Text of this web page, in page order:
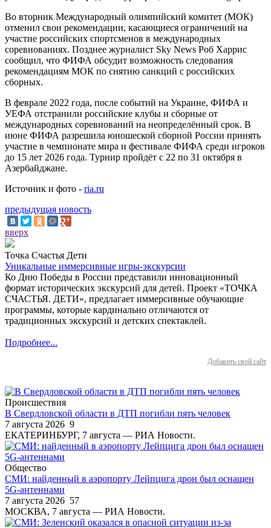
Во вторник Международный олимпийский комитет (МОК)
отменил свои рекомендации, касающиеся ограничений на
участие российских спортсменов в международных
соревнованиях. Позднее журналист Sky News Роб Харрис
сообщил, что ФИФА обсудит возможность следования
рекомендациям МОК по снятию санкций с российских
сборных.
В феврале 2022 года, после событий на Украине, ФИФА и
УЕФА отстранили российские клубы и сборные от
международных соревнований на неопределённый срок. В
июне ФИФА разрешила юношеской сборной России принять
участие в чемпионате мира и фестивале ФИФА среди игроков
до 15 лет 2026 года. Турнир пройдёт с 22 по 31 октября в
Азербайджане.
Источник и фото - ria.ru
предыдущая новость
вверх
Точка Счастья Дети
Уникальные иммерсивные игры-экскурсии
Ко Дню Победы в России представили инновационный
формат исторических экскурсий для детей. Проект «ТОЧКА
СЧАСТЬЯ. ДЕТИ», предлагает иммерсивные обучающие
программы, которые кардинально отличаются от
традиционных экскурсий и детских спектаклей.
Подробнее...
Добавить свой сайт
Происшествия
В Свердловской области в ДТП погибли пять человек
7 августа 2026 9
ЕКАТЕРИНБУРГ, 7 августа — РИА Новости.
Общество
СМИ: найденный в аэропорту Лейпцига дрон был оснащен
5G-антеннами
7 августа 2026 57
МОСКВА, 7 августа — РИА Новости.